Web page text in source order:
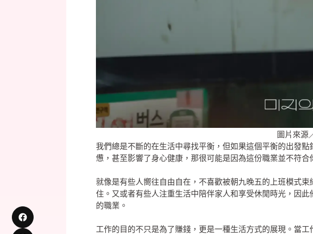
圖片來源
我們總是不斷的在生活中尋找平衡，但如果這個平衡的出發
憊，甚至影響了身心健康，那很可能是因為這份職業並不符合
就像是有些人嚮往自由自在，不喜歡被朝九晚五的上班模式
住。又或者有些人注重生活中陪伴家人和享受休閒時光，因
的職業。
工作的目的不只是為了賺錢，更是一種生活方式的展現。當